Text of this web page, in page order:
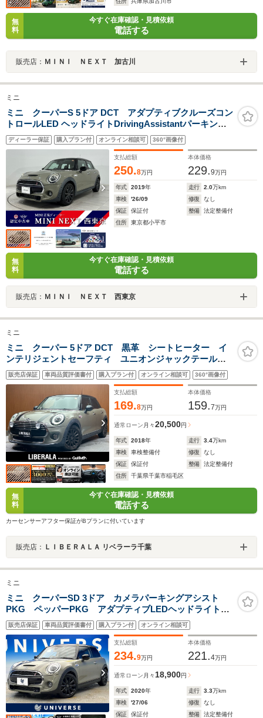
無
料
今すぐ在庫確認・見積依頼
電話する
販売店： ＭＩＮＩ ＮＥＸＴ 加古川
ミニ
ミニ クーパーS 5ドア DCT アダプティブクルーズコン
トロールLED ヘッドライトDrivingAssistantパーキング
アシストオートACパーク ディスタンス コントロール
MINIドライビング モードRビューカメラF アームレスト
ディーラー保証 購入プラン付 オンライン相談可 360°画像付
支払総額
250.8万円
本体価格
229.9万円
年式 2019年 走行 2.0万km
車検
'26/09 修復
なし
保証
保証付 整備
法定整備付
住所
東京都小平市
無
料
今すぐ在庫確認・見積依頼
電話する
販売店： ＭＩＮＩ ＮＥＸＴ 西東京
ミニ
ミニ クーパー 5ドア DCT 黒革 シートヒーター イ
ンテリジェントセーフティ ユニオンジャックテールラ
ンプ 純正ナビ バックカメラ ドライブレコーダ
ー LEDヘッドライト オートライト ETC 純正16イ
ンチAW アイドリングストップ
販売店保証 車両品質評価書付 購入プラン付 オンライン相談可 360°画像付
支払総額
169.8万円
本体価格
159.7万円
通常ローン 月々20,500円
年式 2018年 走行 3.4万km
車検
車検整備付 修復
なし
保証
保証付 整備
法定整備付
住所
千葉県千葉市稲毛区
無
料
今すぐ在庫確認・見積依頼
電話する
カーセンサーアフター保証がBプランに付いています
販売店： ＬＩＢＥＲＡＬＡ リベラーラ千葉
ミニ
ミニ クーパーSD 3ドア カメラパーキングアシスト
PKG ペッパーPKG アダプティブLEDヘッドライト
前席シートヒーター エナジェティックスタイル レー
ダークルーズコントロール 禁煙車
販売店保証 車両品質評価書付 購入プラン付 オンライン相談可
支払総額
234.9万円
本体価格
221.4万円
通常ローン 月々 18,900円
年式 2020年 走行 3.3万km
車検
'27/06 修復
なし
保証
保証付 整備
法定整備付